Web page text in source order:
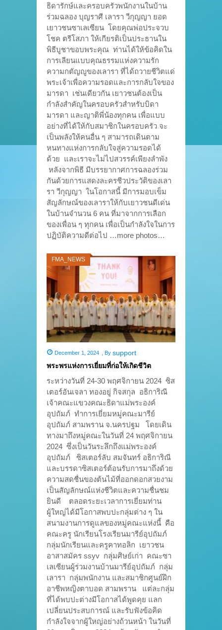
ธิดารักษ์และครอบครัวพนักงานในบ้าน
ร่วมฉลอง บุญราศี เลารา วีกุญญา ยอด
เยาวชนซาเลเซียน โดยคุณพ่อประจวบ
โชค ตรีโสภา ให้เกียรติเป็นประธานใน
พิธีบูชาขอบพระคุณ ท่านได้ให้ข้อคิดใน
การเลียนแบบคุณธรรมแห่งความรัก
ความกตัญญูของเลารา ที่ได้ถวายชีวิตแด่
พระเจ้าเพื่อความรอดและการกลับใจของ
มารดา เช่นเดียวกัน เยาวชนต้องเป็น
กำลังสำคัญในครอบครัวสำหรับบิดา
มารดา และญาติพี่น้องทุกคน เพื่อแบบ
อย่างที่ได้ให้กับสมาชิกในครอบครัว จะ
เป็นพลังให้คนอื่น ๆ สามารถเดินตาม
หนทางแห่งการกลับใจสู่ความรอดได้
ด้วย และเราจะไม่ไปสวรรค์เพียงลำพัง
หลังจากพิธี มีบรรยากาศการฉลองร่วม
กันด้วยการแสดงละครชีวประวัติของเลา
รา วีกุญญา ในโอกาสนี้ มีการมอบเข็ม
สัญลักษณ์ของเลาราให้กับเยาวชนดีเด่น
ในบ้านจำนวน 6 คน ที่มาจากการเลือก
ของเพื่อน ๆ ทุกคน เพื่อเป็นกำลังใจในการ
ปฏิบัติความดีต่อไป …more photos…
FMA_NEWS
December 1, 2024 By support
พระพรแห่งการเยี่ยมที่ก่อให้เกิดชีวิต
ระหว่างวันที่ 24-30 พฤศจิกายน 2024 ซิส
เตอร์อันเจลา ทองอยู่ กิจสกุล อธิการิณี
เจ้าคณะแขวงคณะธิดาแม่พระองค์
อุปถัมภ์ ทำการเยี่ยมหมู่คณะมารีย์
อุปถัมภ์ สามพราน จ.นครปฐม โดยเดิน
ทางมาถึงหมู่คณะในวันที่ 24 พฤศจิกายน
2024 ซึ่งเป็นวันระลึกถึงแม่พระองค์
อุปถัมภ์ ซิสเตอร์ลับ สมจันทร์ อธิการิณี
และบรรดาซิสเตอร์ต้อนรับการมาถึงด้วย
ความสดชื่นของต้นไม้ที่ออกดอกสวยงาม
เป็นสัญลักษณ์แห่งชีวิตและความชื่นชม
ยินดี ตลอดระยะเวลาการเยี่ยมท่าน
ผู้ใหญ่ได้มีโอกาสพบปะกลุ่มต่าง ๆ ใน
สนามงานการดูแลของหมู่คณะแห่งนี้ คือ
คณะครู นักเรียนโรงเรียนมารีย์อุปถัมภ์
กลุ่มนักเรียนและครูคาทอลิก เยาวชน
อาสาสมัคร ssyv กลุ่มศิษย์เก่า คณะซา
เลเซียนผู้ร่วมงานบ้านมารีย์อุปถัมภ์ กลุ่ม
เลารา กลุ่มพนักงาน และสมาชิกศูนย์ฝึก
อาชีพหญิงตาบอด สามพราน แต่ละกลุ่ม
ที่ได้พบปะต่างมีโอกาสได้พูดคุย แลก
เปลี่ยนประสบการณ์ และรับฟังข้อคิด
กำลังใจจากผู้ใหญ่อย่างถ้วนหน้า ในวันที่